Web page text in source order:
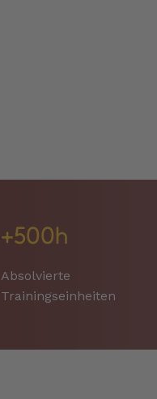
+500h
Absolvierte
Trainingseinheiten